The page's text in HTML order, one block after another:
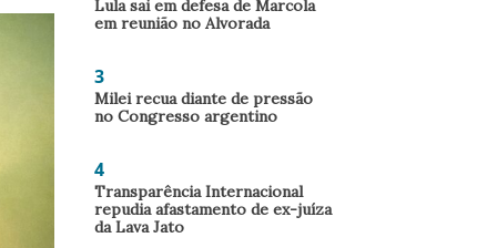
Lula sai em defesa de Marcola
em reunião no Alvorada
3
Milei recua diante de pressão
no Congresso argentino
4
Transparência Internacional
repudia afastamento de ex-juíza
da Lava Jato